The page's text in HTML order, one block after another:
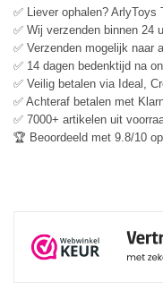
✅ Liever ophalen?
✅ Wij verzenden binnen 24
✅ Verzenden mogelijk naar
✅ 14 dagen bedenktijd na
✅ Veilig betalen via Ideal,
✅ Achteraf betalen met
✅ 7000+ artikelen uit
🏆 Beoordeeld met 9.8/10